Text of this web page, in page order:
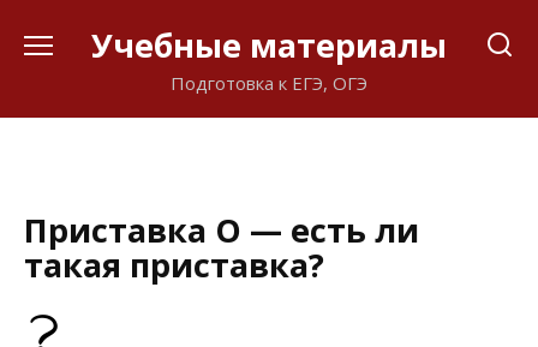
Учебные материалы
Подготовка к ЕГЭ, ОГЭ
Приставка О — есть ли
такая приставка?